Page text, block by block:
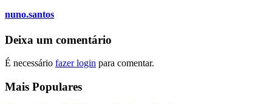
nuno.santos
Deixa um comentário
É necessário fazer login para comentar.
Mais Populares